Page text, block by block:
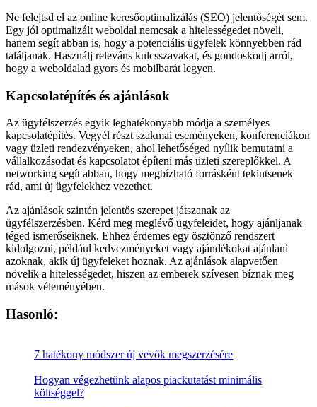
Ne felejtsd el az online keresőoptimalizálás (SEO) jelentőségét sem.
Egy jól optimalizált weboldal nemcsak a hitelességedet növeli,
hanem segít abban is, hogy a potenciális ügyfelek könnyebben rád
találjanak. Használj releváns kulcsszavakat, és gondoskodj arról,
hogy a weboldalad gyors és mobilbarát legyen.
Kapcsolatépítés és ajánlások
Az ügyfélszerzés egyik leghatékonyabb módja a személyes
kapcsolatépítés. Vegyél részt szakmai eseményeken, konferenciákon
vagy üzleti rendezvényeken, ahol lehetőséged nyílik bemutatni a
vállalkozásodat és kapcsolatot építeni más üzleti szereplőkkel. A
networking segít abban, hogy megbízható forrásként tekintsenek
rád, ami új ügyfelekhez vezethet.
Az ajánlások szintén jelentős szerepet játszanak az
ügyfélszerzésben. Kérd meg meglévő ügyfeleidet, hogy ajánljanak
téged ismerőseiknek. Ehhez érdemes egy ösztönző rendszert
kidolgozni, például kedvezményeket vagy ajándékokat ajánlani
azoknak, akik új ügyfeleket hoznak. Az ajánlások alapvetően
növelik a hitelességedet, hiszen az emberek szívesen bíznak meg
mások véleményében.
Hasonló:
7 hatékony módszer új vevők megszerzésére
Hogyan végezhetünk alapos piackutatást minimális
költséggel?